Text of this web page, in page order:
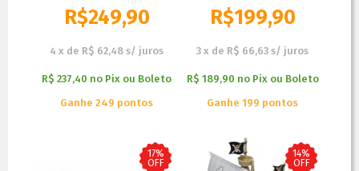
R$249,90
4 x de R$ 62,48 s/ juros
R$ 237,40 no Pix ou Boleto
Ganhe 249 pontos
R$199,90
3 x de R$ 66,63 s/ juros
R$ 189,90 no Pix ou Boleto
Ganhe 199 pontos
17%
OFF
14%
OFF